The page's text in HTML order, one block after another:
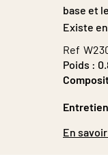
la
d’images
base et
Existe
Ref
Poids :
En